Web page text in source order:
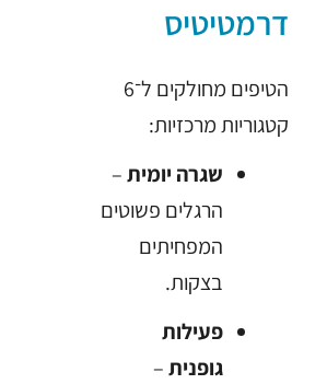
דרמטיטיס
הטיפים מחולקים ל־6
קטגוריות מרכזיות:
שגרה יומית–
הרגלים פשוטים
המפחיתים
בצקות.
פעילות
גופנית–